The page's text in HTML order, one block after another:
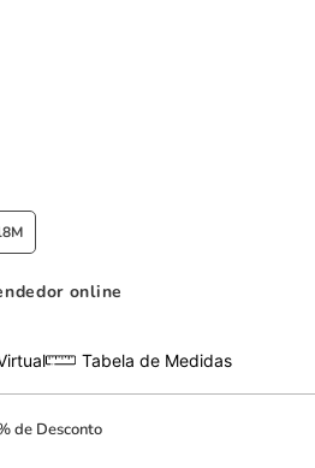
online
Tabela de Medidas
de Desconto